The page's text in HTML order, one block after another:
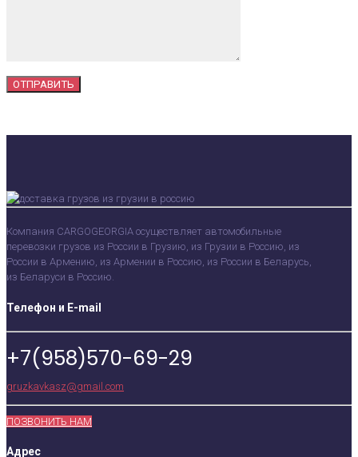
Компания CARGOGEORGIA осуществляет автомобильные
перевозки грузов из России в Грузию, из Грузии в Россию, из
России в Армению, из Армении в Россию, из России в Беларусь,
из Беларуси в Россию.
Телефон и E-mail
+7(958)570-69-29
gruzkavkasz@gmail.com
ПОЗВОНИТЬ НАМ
Адрес